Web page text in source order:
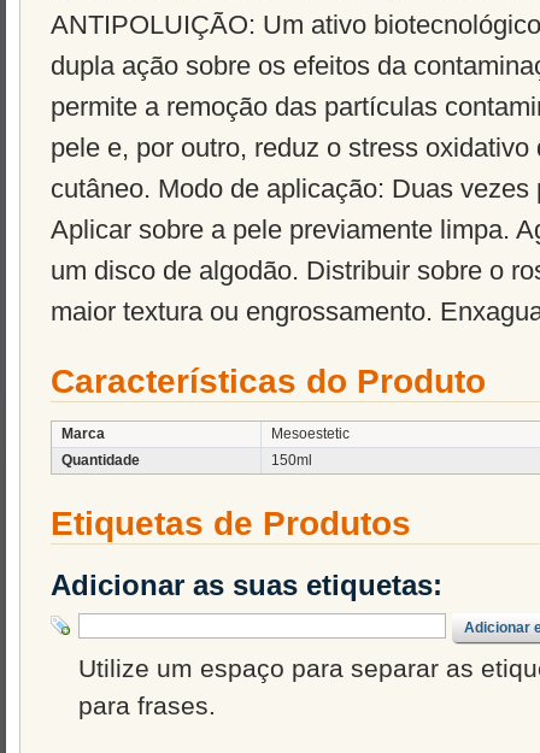
ANTIPOLUIÇÃO: Um ativo
dupla ação sobre os efeitos da
permite a remoção das partículas
pele e, por outro, reduz o stress
cutâneo. Modo de aplicação: Duas
Aplicar sobre a pele previamente limpa.
um disco de algodão. Distribuir sobre o
maior textura ou engrossamento.
Características do Produto
Marca
Mesoestetic
Quantidade
150ml
Etiquetas de Produtos
Adicionar as suas etiquetas:
Adicionar
Utilize um espaço para separar as
para frases.